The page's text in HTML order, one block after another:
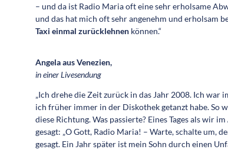
– und da ist Radio Maria oft eine sehr erholsame
und das hat mich oft sehr angenehm und erholsam
Taxi einmal zurücklehnen können.“
Angela aus Venezien,
in einer Livesendung
„Ich drehe die Zeit zurück in das Jahr 2008. Ich
ich früher immer in der Diskothek getanzt habe. So
diese Richtung. Was passierte? Eines Tages als wir
gesagt: „O Gott, Radio Maria! – Warte, schalte um,
gesagt. Ein Jahr später ist mein Sohn durch einen